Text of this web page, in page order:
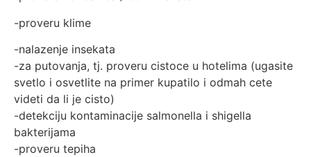
-proveru klime
-nalazenje insekata
-za putovanja, tj. proveru cistoce u hotelima (ugasite
svetlo i osvetlite na primer kupatilo i odmah cete
videti da li je cisto)
-detekciju kontaminacije salmonella i shigella
bakterijama
-proveru tepiha